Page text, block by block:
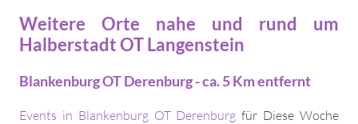
Weitere Orte nahe und rund um
Halberstadt OT Langenstein
Blankenburg OT Derenburg - ca. 5 Km entfernt
Events in Blankenburg OT Derenburg für Diese Woche